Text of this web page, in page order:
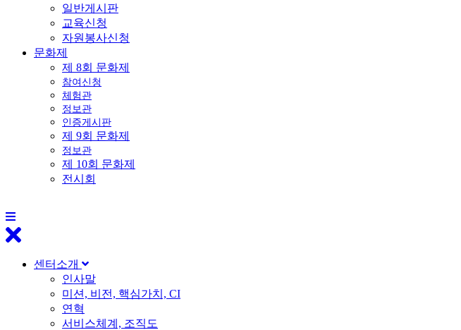
일반게시판
교육신청
자원봉사신청
문화제
제 8회 문화제
참여신청
체험관
정보관
인증게시판
제 9회 문화제
정보관
제 10회 문화제
전시회
센터소개
인사말
미션, 비전, 핵심가치, CI
연혁
서비스체계, 조직도